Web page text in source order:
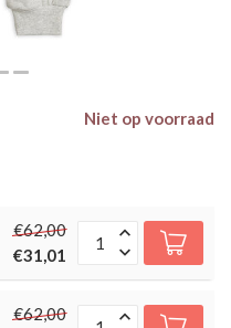
Niet op voorraad
€62,00
€31,01
€62,00